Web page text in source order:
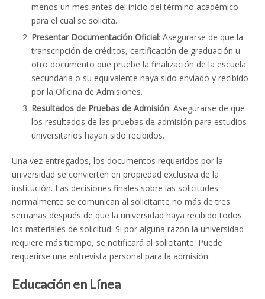
menos un mes antes del inicio del término académico
para el cual se solicita.
Presentar Documentación Oficial: Asegurarse de que la
transcripción de créditos, certificación de graduación u
otro documento que pruebe la finalización de la escuela
secundaria o su equivalente haya sido enviado y recibido
por la Oficina de Admisiones.
Resultados de Pruebas de Admisión: Asegurarse de que
los resultados de las pruebas de admisión para estudios
universitarios hayan sido recibidos.
Una vez entregados, los documentos requeridos por la
universidad se convierten en propiedad exclusiva de la
institución. Las decisiones finales sobre las solicitudes
normalmente se comunican al solicitante no más de tres
semanas después de que la universidad haya recibido todos
los materiales de solicitud. Si por alguna razón la universidad
requiere más tiempo, se notificará al solicitante. Puede
requerirse una entrevista personal para la admisión.
Educación en Línea